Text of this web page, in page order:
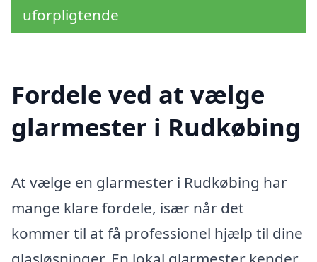
uforpligtende
Fordele ved at vælge
glarmester i Rudkøbing
At vælge en glarmester i Rudkøbing har
mange klare fordele, især når det
kommer til at få professionel hjælp til dine